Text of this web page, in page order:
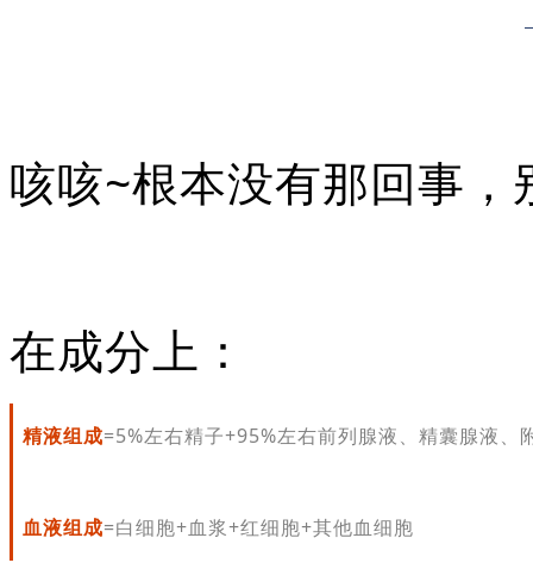
咳咳~根本没有那回事，
在成分上：
精液组成=5%左右精子+95%左右前列腺液、精囊腺液、
血液组成=白细胞+血浆+红细胞+其他血细胞